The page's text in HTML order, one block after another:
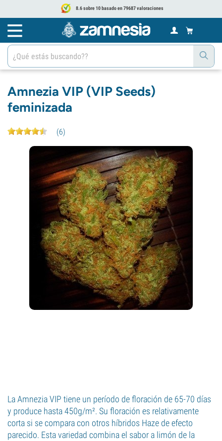
8.6 sobre 10 basado en 79687 valoraciones
Amnezia VIP (VIP Seeds)
feminizada
(6)
La Amnezia VIP tiene un período de floración de 65-70 días
y produce hasta 450g/m². Su floración es relativamente
corta si se compara con otros híbridos Haze de efecto
parecido. Esta variedad combina el sabor a limón de la